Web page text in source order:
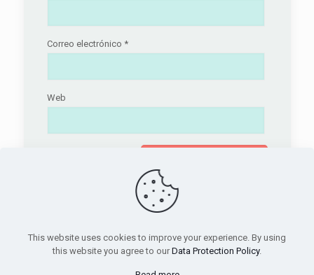
Correo electrónico *
Web
© 2026 Betheme by
Reserved | Powered by
This website uses cookies to improve your experience. By using
this website you agree to our Data Protection Policy.